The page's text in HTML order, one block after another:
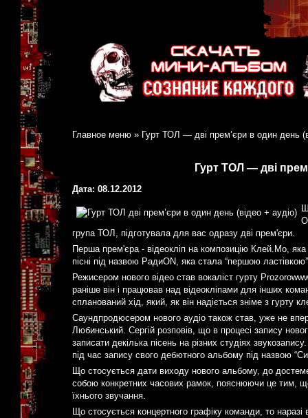
Главное меню » Гурт ТОЛ — дві прем’єри в один день
Гурт ТОЛ — дві
Дата: 08.12.2012
група ТОЛ, підготувала для вас одразу дві прем'єри.
Перша прем'єра - відеокліп на композицію Клей.Мо,
пісні під назвою РадиON, яка стала “першою
Режисером нового відео став вокаліст гурту
раніше він і працював над відеокліпами для інших
спланований хід, який, як він надіється зніме з гурту
Саундпродюсером нового аудіо також став, уже не
Любинський. Сергій розповів, що в процесі запису
записати декілька пісень на різних студіях
під час запису свого дебютного альбому під назвою
Що стосується дати виходу нового альбому, до
собою конкретних часових рамок, пояснюючи це тим,
їхнього звучання.
Що стосується концертного графіку команди, то